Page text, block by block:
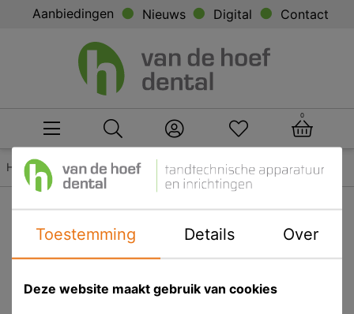
Aanbiedingen Nieuws Digital Contact
0
Home Account Uw orderhistorie Uw orderdetails
Details order
Toestemming Details Over
Deze website maakt gebruik van cookies